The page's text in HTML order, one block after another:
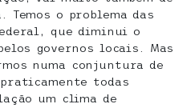
Temos o problema das
que diminui o
governos locais. Mas
numa conjuntura de
todas
um clima de